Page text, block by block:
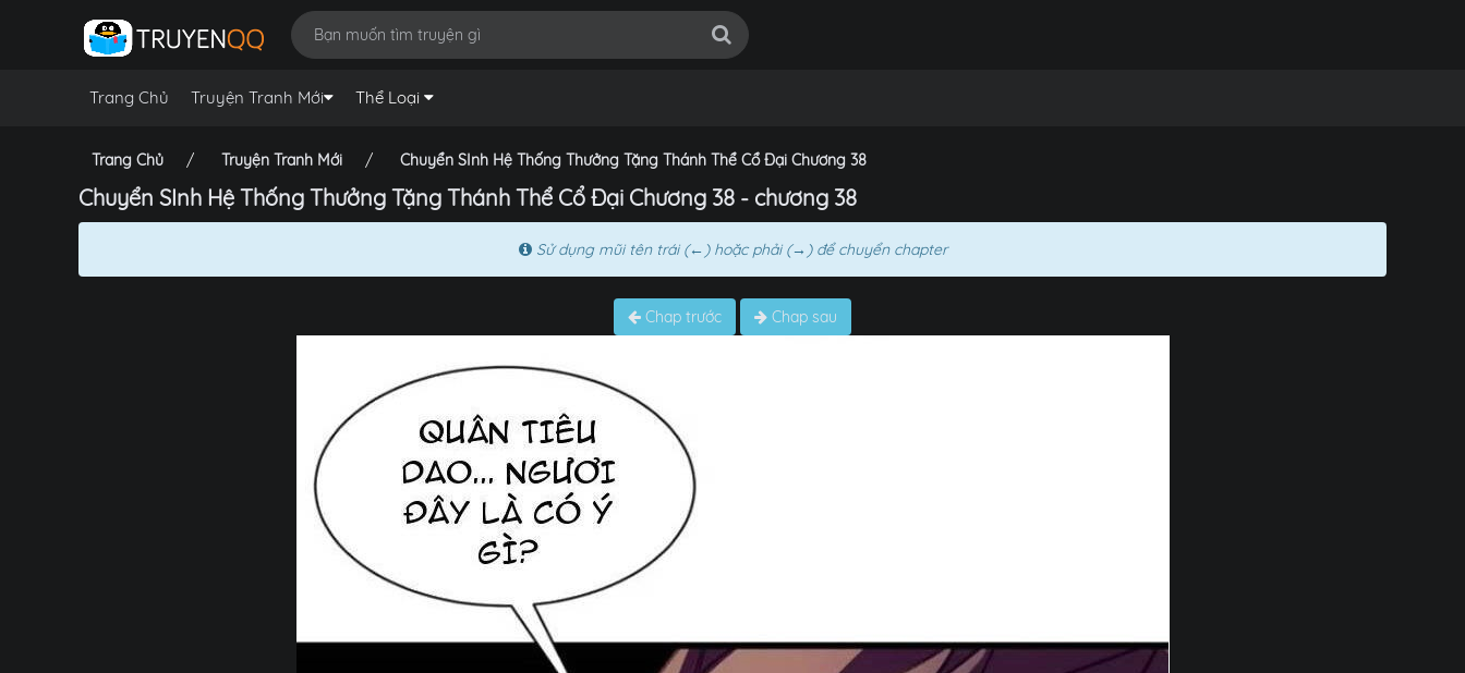
Trang Chủ Truyện Tranh Mới Thể Loại
Trang Chủ Truyện Tranh Mới Chuyển SInh Hệ Thống Thưởng Tặng Thánh Thể Cổ Đại Chương 38
Chuyển SInh Hệ Thống Thưởng Tặng Thánh Thể Cổ Đại Chương 38 - chương 38
Sử dụng mũi tên trái (←) hoặc phải (→) để chuyển chapter
Chap trước Chap sau